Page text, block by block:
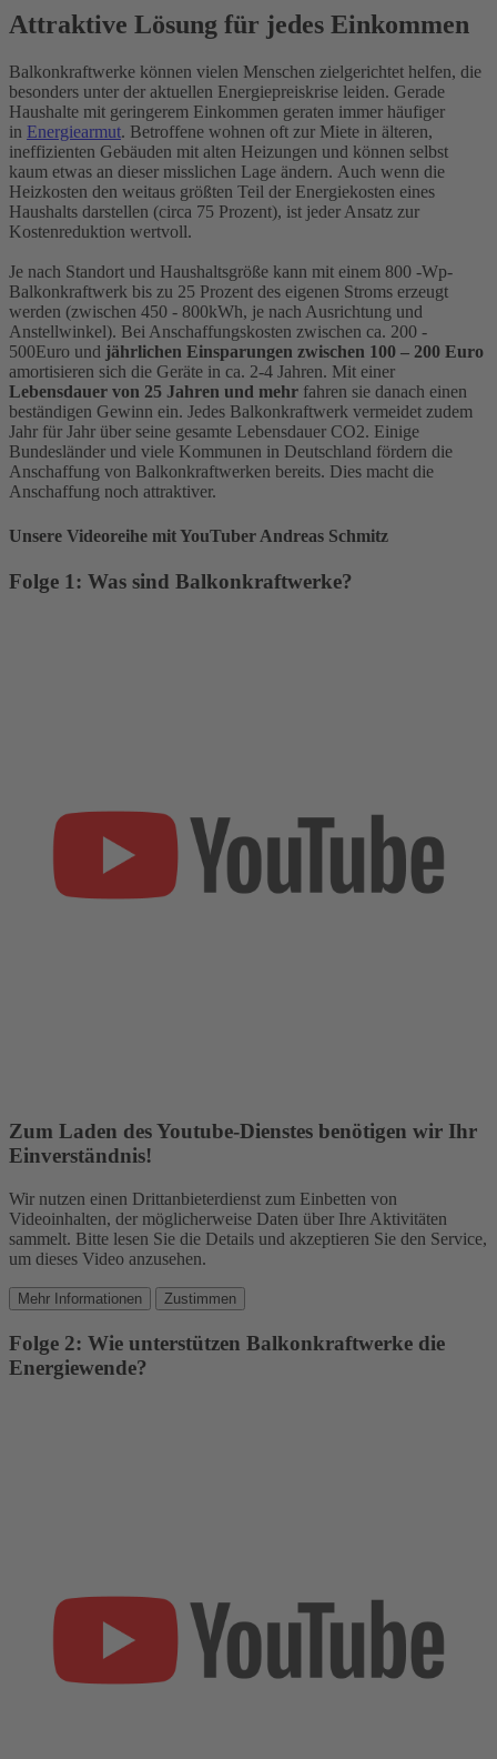
Attraktive Lösung für jedes Einkommen
Balkonkraftwerke können vielen Menschen zielgerichtet helfen, die
besonders unter der aktuellen Energiepreiskrise leiden. Gerade
Haushalte mit geringerem Einkommen geraten immer häufiger
in Energiearmut. Betroffene wohnen oft zur Miete in älteren,
ineffizienten Gebäuden mit alten Heizungen und können selbst
kaum etwas an dieser misslichen Lage ändern. Auch wenn die
Heizkosten den weitaus größten Teil der Energiekosten eines
Haushalts darstellen (circa 75 Prozent), ist jeder Ansatz zur
Kostenreduktion wertvoll.
Je nach Standort und Haushaltsgröße kann mit einem 800 -Wp-
Balkonkraftwerk bis zu 25 Prozent des eigenen Stroms erzeugt
werden (zwischen 450 - 800kWh, je nach Ausrichtung und
Anstellwinkel). Bei Anschaffungskosten zwischen ca. 200 -
500Euro und jährlichen Einsparungen zwischen 100 – 200 Euro
amortisieren sich die Geräte in ca. 2-4 Jahren. Mit einer
Lebensdauer von 25 Jahren und mehr fahren sie danach einen
beständigen Gewinn ein. Jedes Balkonkraftwerk vermeidet zudem
Jahr für Jahr über seine gesamte Lebensdauer CO2. Einige
Bundesländer und viele Kommunen in Deutschland fördern die
Anschaffung von Balkonkraftwerken bereits. Dies macht die
Anschaffung noch attraktiver.
Unsere Videoreihe mit YouTuber Andreas Schmitz
Folge 1: Was sind Balkonkraftwerke?
Zum Laden des Youtube-Dienstes benötigen wir Ihr
Einverständnis!
Wir nutzen einen Drittanbieterdienst zum Einbetten von
Videoinhalten, der möglicherweise Daten über Ihre Aktivitäten
sammelt. Bitte lesen Sie die Details und akzeptieren Sie den Service,
um dieses Video anzusehen.
Mehr Informationen Zustimmen
Folge 2: Wie unterstützen Balkonkraftwerke die
Energiewende?